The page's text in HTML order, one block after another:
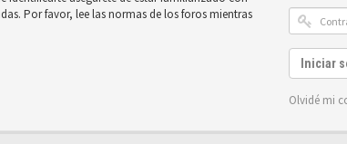
Por favor, lee las normas de los foros mientras
Iniciar
Olvidé mi